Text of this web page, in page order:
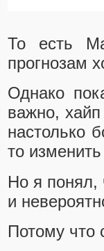
То есть
прогнозам
Однако
важно, хайп
настолько
то
Но я понял,
и
Потому что